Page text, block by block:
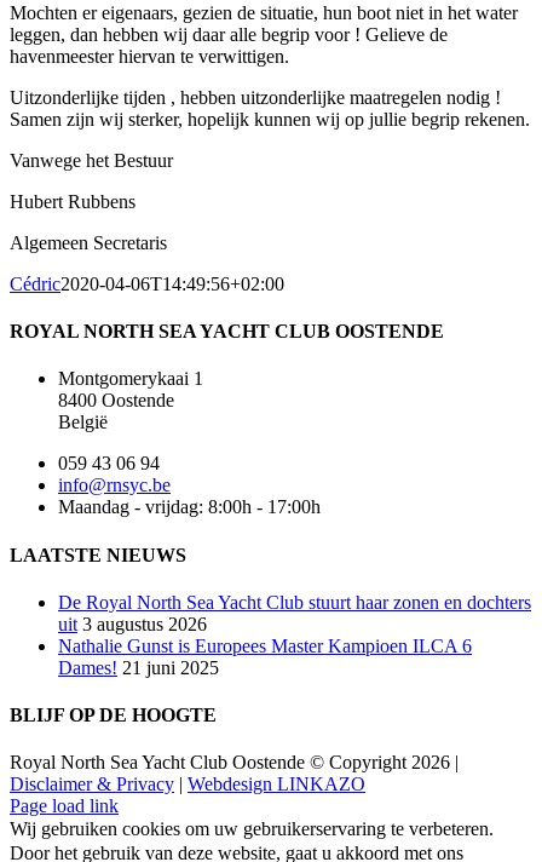
Mochten er eigenaars, gezien de situatie, hun boot niet in het water
leggen, dan hebben wij daar alle begrip voor ! Gelieve de
havenmeester hiervan te verwittigen.
Uitzonderlijke tijden , hebben uitzonderlijke maatregelen nodig !
Samen zijn wij sterker, hopelijk kunnen wij op jullie begrip rekenen.
Vanwege het Bestuur
Hubert Rubbens
Algemeen Secretaris
Cédric2020-04-06T14:49:56+02:00
ROYAL NORTH SEA YACHT CLUB OOSTENDE
Montgomerykaai 1
8400 Oostende
België
059 43 06 94
info@rnsyc.be
Maandag - vrijdag: 8:00h - 17:00h
LAATSTE NIEUWS
De Royal North Sea Yacht Club stuurt haar zonen en dochters
uit 3 augustus 2026
Nathalie Gunst is Europees Master Kampioen ILCA 6
Dames! 21 juni 2025
BLIJF OP DE HOOGTE
Royal North Sea Yacht Club Oostende © Copyright 2026 |
Disclaimer & Privacy | Webdesign LINKAZO
Facebook
Instagram
X
Page load link
Wij gebruiken cookies om uw gebruikerservaring te verbeteren.
Door het gebruik van deze website, gaat u akkoord met ons